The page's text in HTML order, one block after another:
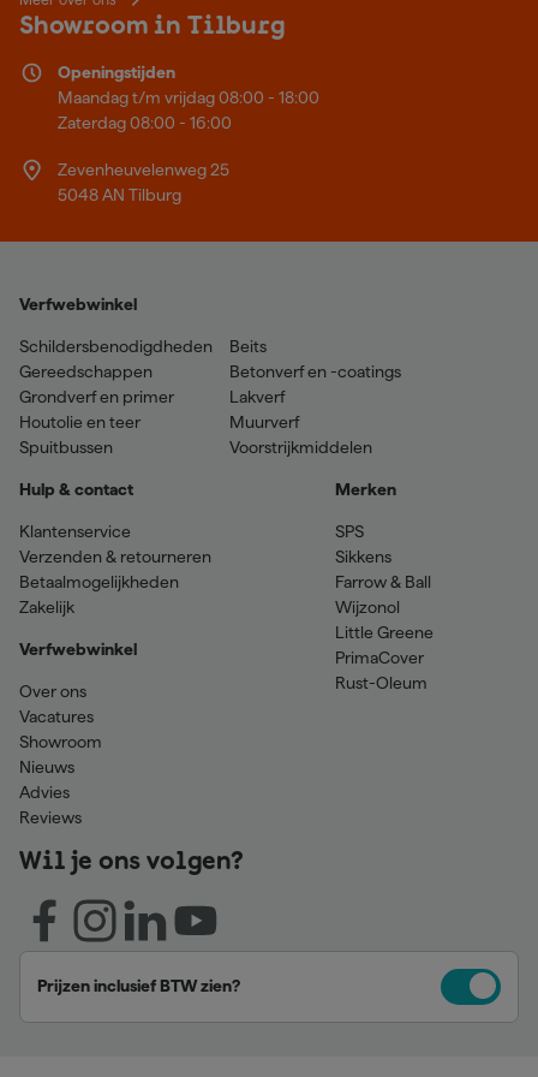
Showroom in Tilburg
Openingstijden
Maandag t/m vrijdag 08:00 - 18:00
Zaterdag 08:00 - 16:00
Zevenheuvelenweg 25
5048 AN Tilburg
Verfwebwinkel
Schildersbenodigdheden
Gereedschappen
Grondverf en primer
Houtolie en teer
Spuitbussen
Beits
Betonverf en -coatings
Lakverf
Muurverf
Voorstrijkmiddelen
Hulp & contact
Klantenservice
Verzenden & retourneren
Betaalmogelijkheden
Zakelijk
Verfwebwinkel
Over ons
Vacatures
Showroom
Nieuws
Advies
Reviews
Merken
SPS
Sikkens
Farrow & Ball
Wijzonol
Little Greene
PrimaCover
Rust-Oleum
Wil je ons volgen?
Prijzen inclusief BTW zien?